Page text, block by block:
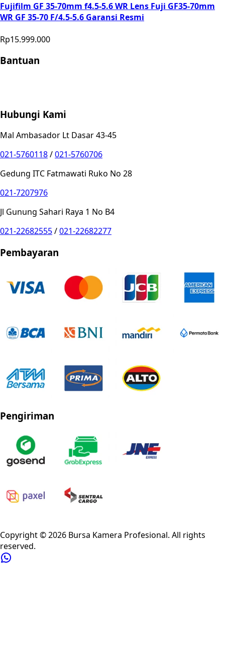
Fujifilm GF 35-70mm f4.5-5.6 WR Lens Fuji GF35-70mm
WR GF 35-70 F/4.5-5.6 Garansi Resmi
Rp15.999.000
Bantuan
Hubungi Kami
Mal Ambasador Lt Dasar 43-45
021-5760118/021-5760706
Gedung ITC Fatmawati Ruko No 28
021-7207976
Jl Gunung Sahari Raya 1 No B4
021-22682555/021-22682277
Pembayaran
Pengiriman
Copyright ©2026 Bursa Kamera Profesional. All rights
reserved.